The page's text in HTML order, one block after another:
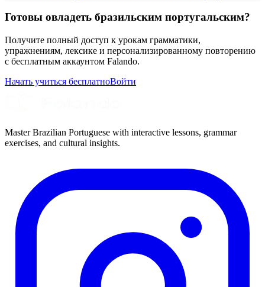
Готовы овладеть бразильским португальским?
Получите полный доступ к урокам грамматики,
упражнениям, лексике и персонализированному повторению
с бесплатным аккаунтом Falando.
Начать учиться бесплатноВойти
Master Brazilian Portuguese with interactive lessons, grammar
exercises, and cultural insights.